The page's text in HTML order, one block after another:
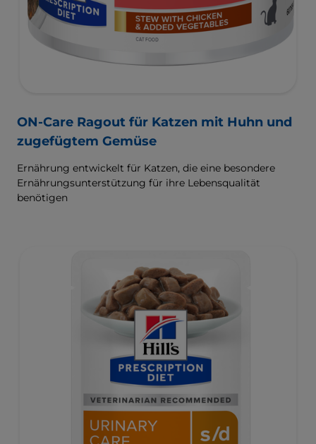
ON-Care Ragout für Katzen mit Huhn und
zugefügtem Gemüse
Ernährung entwickelt für Katzen, die eine besondere
Ernährungsunterstützung für ihre Lebensqualität
benötigen